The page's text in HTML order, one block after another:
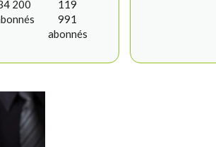
200
119
991
abonnés